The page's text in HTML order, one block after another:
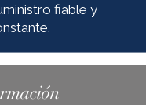
fiable y